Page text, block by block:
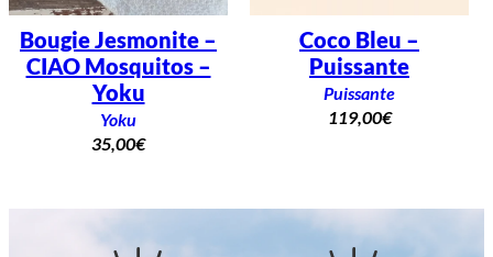
Bougie Jesmonite –
CIAO Mosquitos –
Yoku
Yoku
35,00€
Coco Bleu –
Puissante
Puissante
119,00€